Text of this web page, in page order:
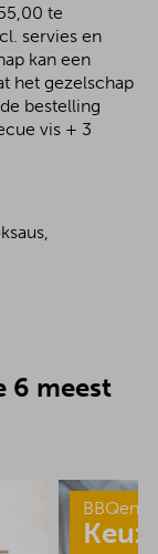
te
servies en
kan een
het gezelschap
bestelling
vis + 3
6 meest